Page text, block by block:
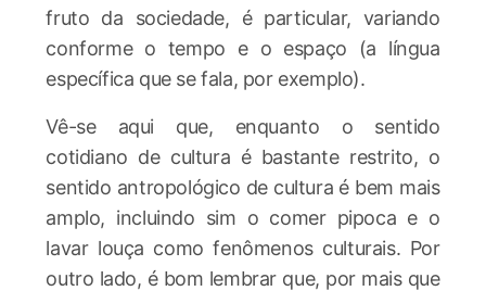
fruto da sociedade, é particular, variando
conforme o tempo e o espaço (a língua
específica que se fala, por exemplo).
Vê-se aqui que, enquanto o sentido
cotidiano de cultura é bastante restrito, o
sentido antropológico de cultura é bem mais
amplo, incluindo sim o comer pipoca e o
lavar louça como fenômenos culturais. Por
outro lado, é bom lembrar que, por mais que